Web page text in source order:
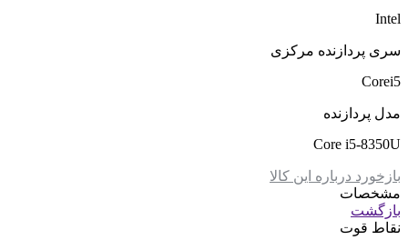
Intel
سری پردازنده مرکزی
Corei5
مدل پردازنده
Core i5-8350U
بازخورد درباره این کالا
مشخصات
بازگشت
نقاط قوت